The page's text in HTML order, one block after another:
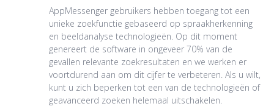
AppMessenger gebruikers hebben toegang tot een
unieke zoekfunctie gebaseerd op spraakherkenning
en beeldanalyse technologieën. Op dit moment
genereert de software in ongeveer 70% van de
gevallen relevante zoekresultaten en we werken er
voortdurend aan om dit cijfer te verbeteren. Als u wilt,
kunt u zich beperken tot een van de technologieën of
geavanceerd zoeken helemaal uitschakelen.